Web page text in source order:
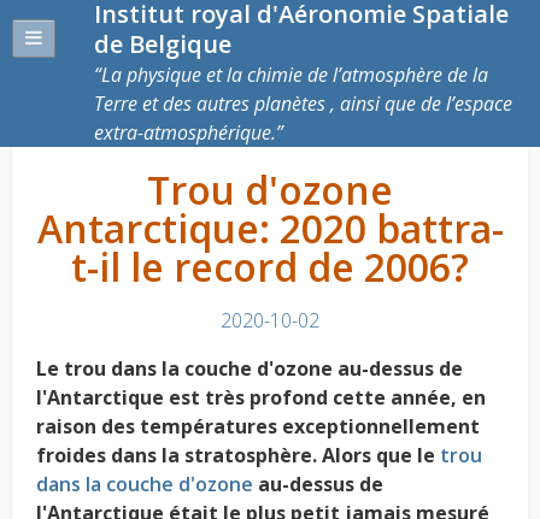
Institut royal d'Aéronomie Spatiale
de Belgique
La physique et la chimie de l’atmosphère de la
Terre et des autres planètes , ainsi que de l’espace
extra-atmosphérique.
Trou d'ozone
Antarctique: 2020 battra-
t-il le record de 2006?
2020-10-02
Le trou dans la couche d'ozone au-dessus de
l'Antarctique est très profond cette année, en
raison des températures exceptionnellement
froides dans la stratosphère. Alors que le trou
dans la couche d'ozone au-dessus de
l'Antarctique était le plus petit jamais mesuré